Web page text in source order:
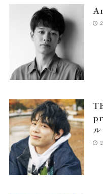
廣田 恵子
前田 エマ
misa
NEWS